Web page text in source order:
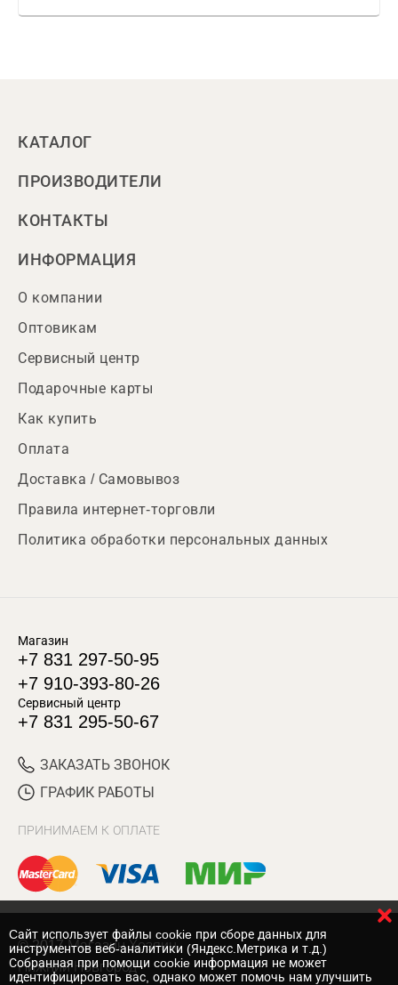
КАТАЛОГ
ПРОИЗВОДИТЕЛИ
КОНТАКТЫ
ИНФОРМАЦИЯ
О компании
Оптовикам
Сервисный центр
Подарочные карты
Как купить
Оплата
Доставка / Самовывоз
Правила интернет-торговли
Политика обработки персональных данных
Магазин
+7 831 297-50-95
+7 910-393-80-26
Сервисный центр
+7 831 295-50-67
ЗАКАЗАТЬ ЗВОНОК
ГРАФИК РАБОТЫ
ПРИНИМАЕМ К ОПЛАТЕ
© 2017 Магазин Хозяин
Нижний Новгород
Cайт использует файлы cookie при сборе данных для
инструментов веб-аналитики (Яндекс.Метрика и т.д.)
Собранная при помощи cookie информация не может
идентифицировать вас, однако может помочь нам улучшить